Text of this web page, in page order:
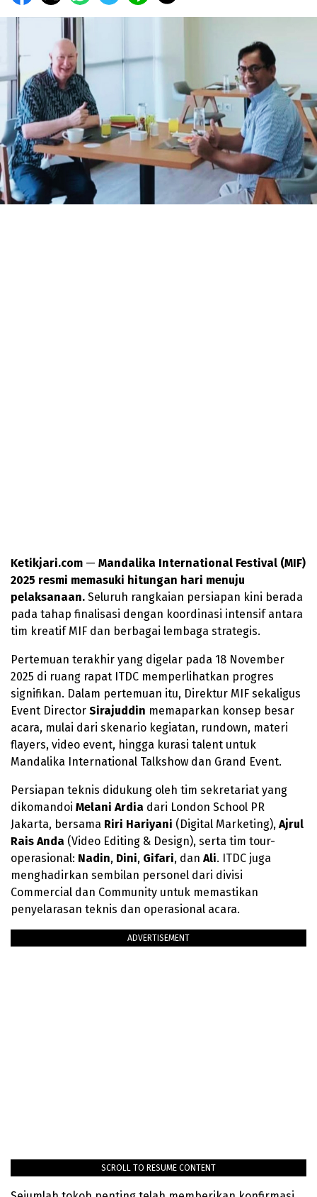
Ketikjari.com — Mandalika International Festival (MIF)
2025 resmi memasuki hitungan hari menuju
pelaksanaan. Seluruh rangkaian persiapan kini berada
pada tahap finalisasi dengan koordinasi intensif antara
tim kreatif MIF dan berbagai lembaga strategis.
Pertemuan terakhir yang digelar pada 18 November
2025 di ruang rapat ITDC memperlihatkan progres
signifikan. Dalam pertemuan itu, Direktur MIF sekaligus
Event Director Sirajuddin memaparkan konsep besar
acara, mulai dari skenario kegiatan, rundown, materi
flayers, video event, hingga kurasi talent untuk
Mandalika International Talkshow dan Grand Event.
Persiapan teknis didukung oleh tim sekretariat yang
dikomandoi Melani Ardia dari London School PR
Jakarta, bersama Riri Hariyani (Digital Marketing), Ajrul
Rais Anda (Video Editing & Design), serta tim tour-
operasional: Nadin, Dini, Gifari, dan Ali. ITDC juga
menghadirkan sembilan personel dari divisi
Commercial dan Community untuk memastikan
penyelarasan teknis dan operasional acara.
ADVERTISEMENT
SCROLL TO RESUME CONTENT